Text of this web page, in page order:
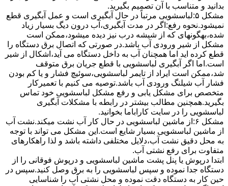
بدانید و متناسب با آن تصمیم بگیرید.
مشکل ۵:لباسشویی مرتباً در ﺣﺎل آﺑﮕﯿﺮی اﺳﺖ و ﻋﻤﻞ آﺑﮕﯿﺮی ﻗﻄﻊ
نمیشود.نحوه رﻓﻊ:اﮔﺮ در ﻣﺪت آﺑﮕﯿﺮی،آب درون دﯾﮓ ﺑﺴﯿﺎر زﯾﺎد
ﺷﺪه،بهگونهای ﮐﻪ از ﺷﯿﺸﻪ درب ﻧﯿﺰ دﯾﺪه میشود،ممکن است
مشکل از شیر ورودی آب باشد.در صورتی که اتصال برق دستگاه را
قطع کرده اید اما همچنان آب به داخل دستگاه می آید،اشکال از شیر
است.اما اگر آبگیری لباسشویی با قطع جریان برق متوقف
شد،ممکن است ایراد از تایمر لباسشویی،سوئیچ فشار و یا کم بودن
فشار آب شیلنگ ورودی آب باشد.توصیه می کنیم با تعمیرکار
متخصص برای مشکل یابی و رفع مشکل لباسشویی خود تماس
بگیرید.همچنین مطالب بیشتر در رابطه با مشکلات آبگیری
لباسشویی را در سایت کاراباما بخوانید.
مشکل ۶:از ﻣﺎﺷﯿﻦ لباسشویی در ﺣﺎل ﮐﺎر آب ﻧﺸﺖ میکند.نشت آب
از ماشین لباسشویی بسیار شایع است.این مشکل می تواند با توجه
به محل دقیق نشت آب،دلایل مختلفی داشته باشد و لذا راهکارهای
متفاوت برای رفع نشتی آب.
ابتدا درپوش یا پنل ﭘﺸﺖ ﻣﺎﺷﯿﻦ لباسشویی و درپوش ﻓﻮﻗﺎﻧﯽ را از
دستگاه ﺟﺪا ﻧﻤﻮده و ﺳﭙﺲ لباسشویی را ﺑﻪ ﺑﺮق وصل ﮐﻨﯿﺪ.سپس در
حین کار به دستگاه دقت نموده و ﻣﺤﻞ نشتی آب را ﺷﻨﺎﺳﺎﯾﯽ